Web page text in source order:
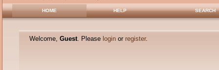
HOME HELP SEARCH
Welcome, Guest. Please loginor register.